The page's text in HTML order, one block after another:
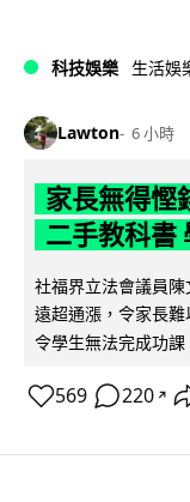
科技娛樂 生活娛
Lawton 6 小時
家長無得慳
二手教科書
社福界立法會議員
遠超通漲，令家長
令學生無法完成功課
569 220 ↗